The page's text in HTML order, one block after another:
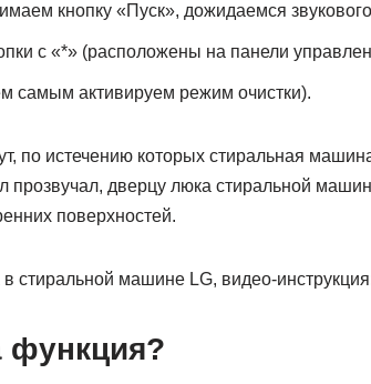
кнопку «Пуск», дожидаемся
с «*» (расположены на панели
самым активируем режим очистки).
по истечению которых стиральная
прозвучал, дверцу люка стиральной
поверхностей.
стиральной машине LG, видео-
функция?